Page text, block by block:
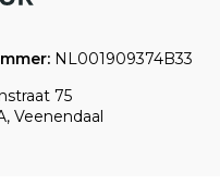
75
Veenendaal
NL001909374B33